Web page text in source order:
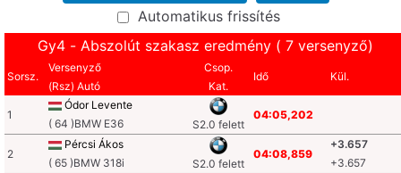
Automatikus frissítés
Gy4 - Abszolút szakasz eredmény ( 7 versenyző)
Sorsz.
Versenyző
(Rsz) Autó
Csop.
Kat.
Idő Kül.
1
Ódor Levente
( 64 )BMW E36
S2.0 felett
04:05,202
2
Pércsi Ákos
( 65 )BMW 318i
S2.0 felett
04:08,859
+3.657
+3.657